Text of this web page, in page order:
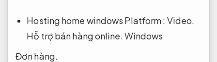
Hosting home windows Platform : Video.
Hỗ trợ bán hàng online. Windows
Đơn hàng.